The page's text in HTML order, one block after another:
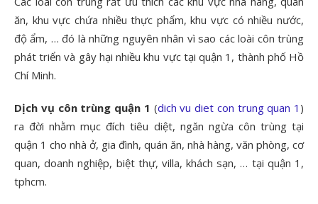
ăn, khu vực chứa nhiều thực phẩm, khu vực có nhiều nước,
độ ẩm, … đó là những nguyên nhân vì sao các loài côn trùng
phát triển và gây hại nhiều khu vực tại quận 1, thành phố Hồ
Chí Minh.
Dịch vụ côn trùng quận 1 (dich vu diet con trung quan 1 )
ra đời nhằm mục đích tiêu diệt, ngăn ngừa côn trùng tại
quận 1 cho nhà ở, gia đình, quán ăn, nhà hàng, văn phòng, cơ
quan, doanh nghiệp, biệt thự, villa, khách sạn, … tại quận 1,
tphcm.